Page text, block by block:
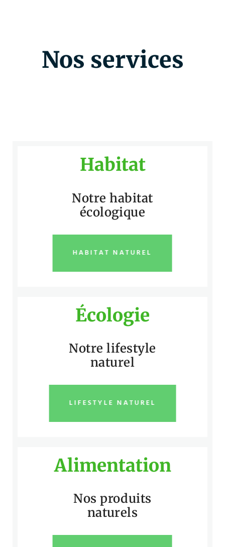
Nos services
Habitat
Notre habitat
écologique
HABITAT NATUREL
Écologie
Notre lifestyle
naturel
LIFESTYLE NATUREL
Alimentation
Nos produits
naturels